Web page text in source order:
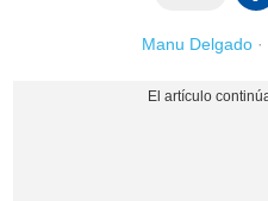
Manu Delgado ·